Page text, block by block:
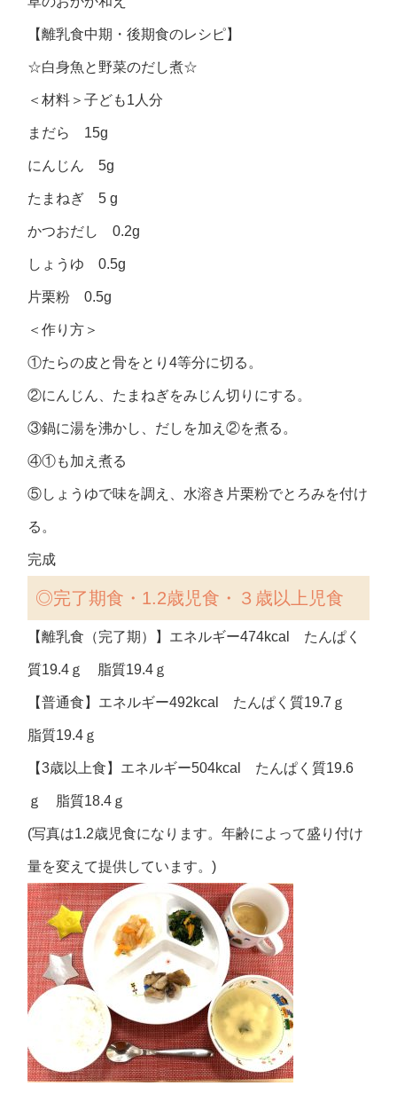
【離乳食中期・後期食のレシピ】
☆白身魚と野菜のだし煮☆
＜材料＞子ども1人分
まだら 15g
にんじん 5g
たまねぎ 5 g
かつおだし 0.2g
しょうゆ 0.5g
片栗粉 0.5g
＜作り方＞
①たらの皮と骨をとり4等分に切る。
②にんじん、たまねぎをみじん切りにする。
③鍋に湯を沸かし、だしを加え②を煮る。
④①も加え煮る
⑤しょうゆで味を調え、水溶き片栗粉でとろみを付け
る。
完成
◎完了期食・1.2歳児食・３歳以上児食
【離乳食（完了期）】エネルギー474kcal たんぱく
質19.4ｇ 脂質19.4ｇ
【普通食】エネルギー492kcal たんぱく質19.7ｇ
脂質19.4ｇ
【3歳以上食】エネルギー504kcal たんぱく質19.6
ｇ 脂質18.4ｇ
(写真は1.2歳児食になります。年齢によって盛り付け
量を変えて提供しています。)